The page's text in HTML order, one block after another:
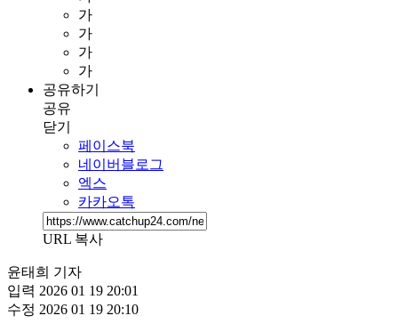
가
가
가
가
공유하기
공유
닫기
페이스북
네이버블로그
엑스
카카오톡
URL 복사
윤태희 기자
입력 2026 01 19 20:01
수정 2026 01 19 20:10